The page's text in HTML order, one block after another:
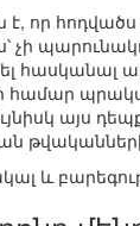
է, որ
չի
հասկանալ
համար
այս
և